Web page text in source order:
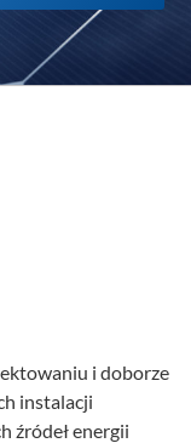
i doborze
instalacji
źródeł energii